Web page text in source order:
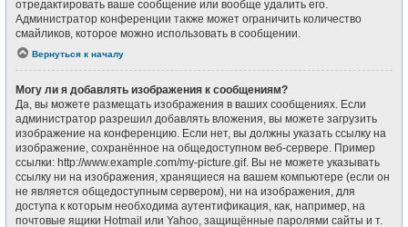
отредактировать ваше сообщение или вообще удалить его.
Администратор конференции также может ограничить количество
смайликов, которое можно использовать в сообщении.
Вернуться к началу
Могу ли я добавлять изображения к сообщениям?
Да, вы можете размещать изображения в ваших сообщениях. Если
администратор разрешил добавлять вложения, вы можете загрузить
изображение на конференцию. Если нет, вы должны указать ссылку на
изображение, сохранённое на общедоступном веб-сервере. Пример
ссылки: http://www.example.com/my-picture.gif. Вы не можете указывать
ссылку ни на изображения, хранящиеся на вашем компьютере (если он
не является общедоступным сервером), ни на изображения, для
доступа к которым необходима аутентификация, как, например, на
почтовые ящики Hotmail или Yahoo, защищённые паролями сайты и т.